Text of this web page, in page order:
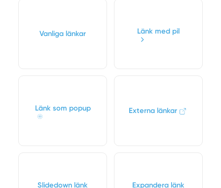
Vanliga länkar Länk med pil
Länk som popup Externa länkar
Slidedown länk Expandera länk